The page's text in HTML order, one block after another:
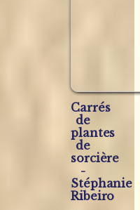
Carrés
de
plantes
de
sorcière
-
Stéphanie
Ribeiro